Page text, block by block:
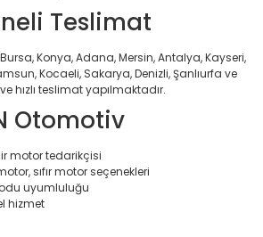
Teslimat
Konya, Adana, Mersin, Antalya, Kayseri,
Kocaeli, Sakarya, Denizli, Şanlıurfa ve
hızlı teslimat yapılmaktadır.
Otomotiv
motor tedarikçisi
sıfır motor seçenekleri
uyumluluğu
hizmet